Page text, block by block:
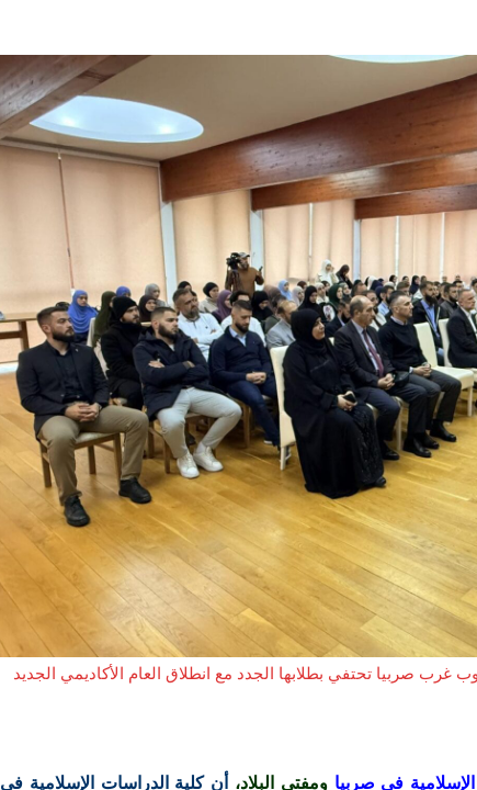
غرب صربيا تحتفي بطلابها الجدد مع انطلاق العام الأكاديمي الجديد
في صربيا ومفتي البلاد، أن كلية الدراسات الإسلامية في